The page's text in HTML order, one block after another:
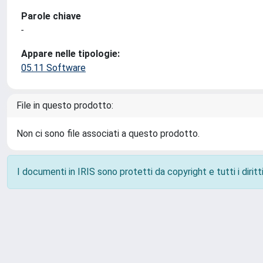
Parole chiave
-
Appare nelle tipologie:
05.11 Software
File in questo prodotto:
Non ci sono file associati a questo prodotto.
I documenti in IRIS sono protetti da copyright e tutti i